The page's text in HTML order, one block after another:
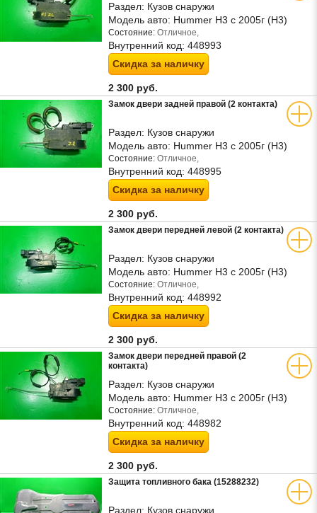
Раздел: Кузов снаружи
Модель авто: Hummer H3 с 2005г (Н3)
Состояние: Отличное,
Внутренний код: 448993
Скидка за наличку
2 300 руб.
Замок двери задней правой (2 контакта)
Раздел: Кузов снаружи
Модель авто: Hummer H3 с 2005г (Н3)
Состояние: Отличное,
Внутренний код: 448995
Скидка за наличку
2 300 руб.
Замок двери передней левой (2 контакта)
Раздел: Кузов снаружи
Модель авто: Hummer H3 с 2005г (Н3)
Состояние: Отличное,
Внутренний код: 448992
Скидка за наличку
2 300 руб.
Замок двери передней правой (2
контакта)
Раздел: Кузов снаружи
Модель авто: Hummer H3 с 2005г (Н3)
Состояние: Отличное,
Внутренний код: 448982
Скидка за наличку
2 300 руб.
Защита топливного бака (15288232)
Раздел: Кузов снаружи